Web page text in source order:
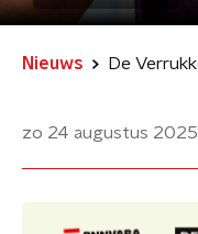
Nieuws
zo 24 augustus 2025